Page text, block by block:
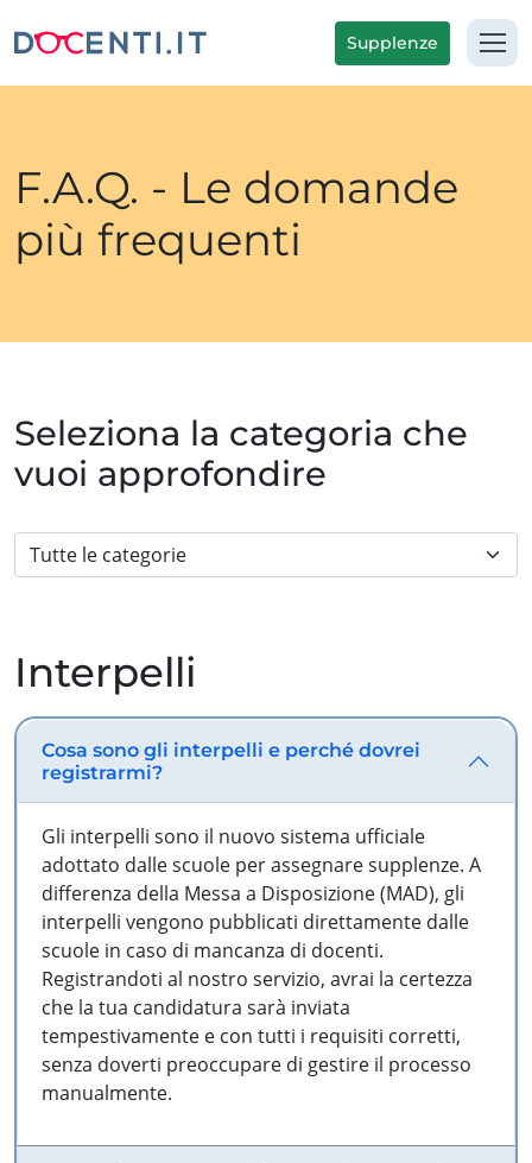
Supplenze
F.A.Q. - Le domande
più frequenti
Seleziona la categoria che
vuoi approfondire
Interpelli
Cosa sono gli interpelli e perché dovrei
registrarmi?
Gli interpelli sono il nuovo sistema ufficiale
adottato dalle scuole per assegnare supplenze. A
differenza della Messa a Disposizione (MAD), gli
interpelli vengono pubblicati direttamente dalle
scuole in caso di mancanza di docenti.
Registrandoti al nostro servizio, avrai la certezza
che la tua candidatura sarà inviata
tempestivamente e con tutti i requisiti corretti,
senza doverti preoccupare di gestire il processo
manualmente.